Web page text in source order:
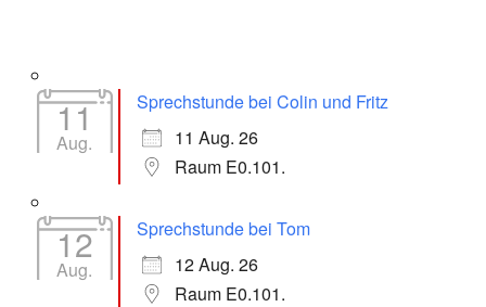
11
Aug.
Sprechstunde bei Colin und Fritz
11 Aug. 26
Raum E0.101.
12
Aug.
Sprechstunde bei Tom
12 Aug. 26
Raum E0.101.